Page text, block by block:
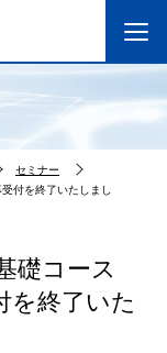
セミナー
付を終了いたしまし
礎コース
を終了いた